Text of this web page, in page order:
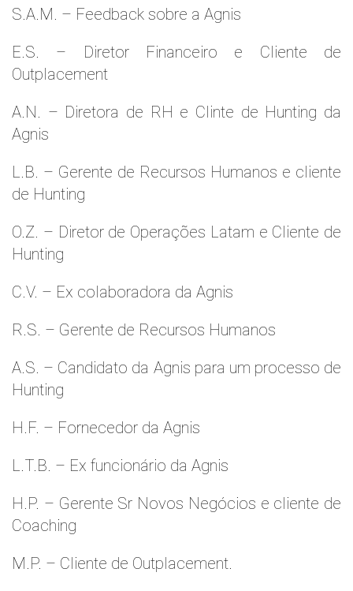
S.A.M. – Feedback sobre a Agnis
E.S. – Diretor Financeiro e Cliente de
Outplacement
A.N. – Diretora de RH e Clinte de Hunting da
Agnis
L.B. – Gerente de Recursos Humanos e cliente
de Hunting
O.Z. – Diretor de Operações Latam e Cliente de
Hunting
C.V. – Ex colaboradora da Agnis
R.S. – Gerente de Recursos Humanos
A.S. – Candidato da Agnis para um processo de
Hunting
H.F. – Fornecedor da Agnis
L.T.B. – Ex funcionário da Agnis
H.P. – Gerente Sr Novos Negócios e cliente de
Coaching
M.P. – Cliente de Outplacement.